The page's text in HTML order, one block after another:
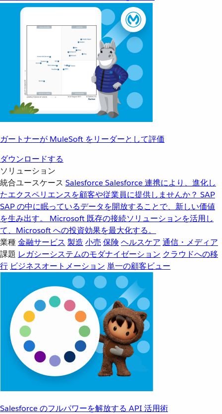
ガートナーが MuleSoft をリーダーとして評価
ダウンロードする
ソリューション
統合ユースケース SalesforceSalesforce 連携により、進化し
たエクスペリエンスを顧客や従業員に提供しませんか？ SAP
SAP の中に眠っているデータを開放することで、新しい価値
を生み出す。
Microsoft 既存の接続ソリューションを活用し
て、Microsoft への投資効果を最大化する。
業種金融サービス 製造 小売 保険 ヘルスケア 通信・メディア
課題 レガシーシステムのモダナイゼーション クラウドへの移
行 ビジネスオートメーション 単一の顧客ビュー
Salesforce のフルパワーを解放する API 活用術